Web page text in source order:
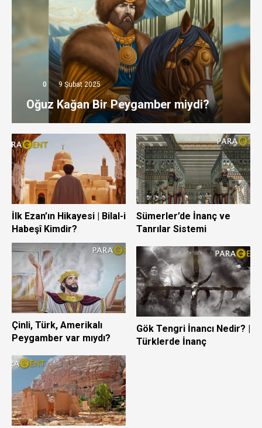
0 9 Şubat 2025
Oğuz Kağan Bir Peygamber miydi?
İlk Ezan’ın Hikayesi | Bilal-i
Habeşî Kimdir?
Sümerler’de İnanç ve
Tanrılar Sistemi
Çinli, Türk, Amerikalı
Peygamber var mıydı?
Gök Tengri İnancı Nedir? |
Türklerde İnanç